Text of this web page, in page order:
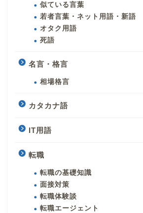
似ている言葉
若者言葉・ネット用語・新語
オタク用語
死語
名言・格言
相場格言
カタカナ語
IT用語
転職
転職の基礎知識
面接対策
転職体験談
転職エージェント